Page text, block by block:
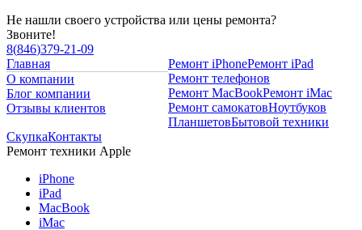
Не нашли своего устройства или цены ремонта?
Звоните!
8(846)379-21-09
Главная
О компании
Блог компании
Отзывы клиентов
Ремонт iPhoneРемонт iPad
Ремонт телефонов
Ремонт MacBookРемонт iMac
Ремонт самокатовНоутбуков
ПланшетовБытовой техники
СкупкаКонтакты
Ремонт техники Apple
iPhone
iPad
MacBook
iMac